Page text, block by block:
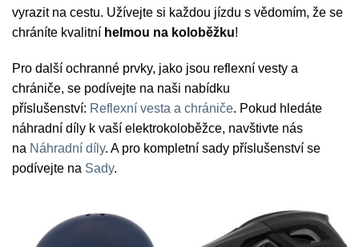
vyrazit na cestu. Užívejte si každou jízdu s vědomím, že se
chráníte kvalitní helmou na koloběžku!
Pro další ochranné prvky, jako jsou reflexní vesty a
chrániče, se podívejte na naši nabídku
příslušenství: Reflexní vesta a chrániče. Pokud hledáte
náhradní díly k vaší elektrokoloběžce, navštivte nás
na Náhradní díly. A pro kompletní sady příslušenství se
podívejte na Sady.